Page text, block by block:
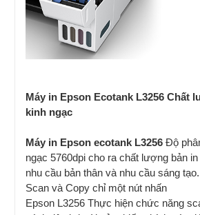
Máy in Epson Ecotank L3256 Chất
kinh ngạc
Máy in Epson ecotank L3256 Độ
ngạc 5760dpi cho ra chất lượng bản
nhu cầu bản thân và nhu cầu sáng tạo.
Scan và Copy chỉ một nút nhấn
Epson L3256 Thực hiện chức năng